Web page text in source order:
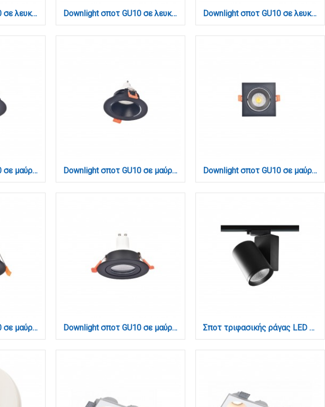
Downlight σποτ GU10 σε λευκή και μαύρη απόχρωση (X00310WB) Downlight σποτ GU10 σε λευκή και μαύρη απόχρωση (X00320WB) Downlight σποτ GU10 σε λευκή και μαύρη απόχρωση (X00330WB)
Downlight σποτ GU10 σε μαύρη απόχρωση (X00300B) Downlight σποτ GU10 σε μαύρη απόχρωση (X00310B) Downlight σποτ GU10 σε μαύρη απόχρωση (X00320B)
Downlight σποτ GU10 σε μαύρη απόχρωση (X00340B) Downlight σποτ GU10 σε μαύρη απόχρωση (X00350B) Σποτ τριφασικής ράγας LED 30W 3CCT με επιλογή εναλλαγής μοιρών σε μαύρη απόχρωση D:10,3cmX13,6cm ( T3-06500-Black)